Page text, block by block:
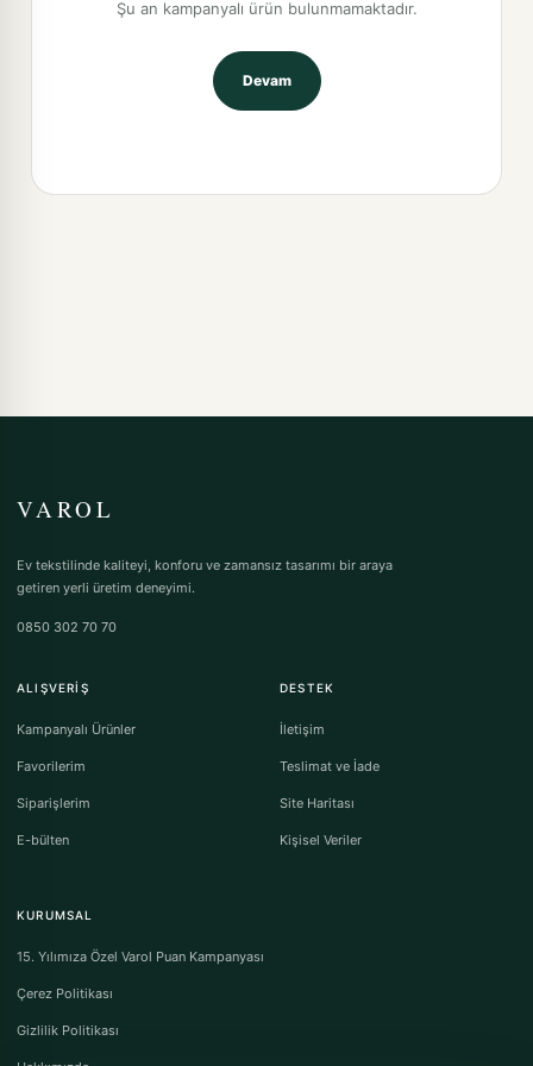
Şu an kampanyalı ürün bulunmamaktadır.
Devam
VAROL
Ev tekstilinde kaliteyi, konforu ve zamansız tasarımı bir araya
getiren yerli üretim deneyimi.
0850 302 70 70
ALIŞVERIŞ
Kampanyalı Ürünler
Favorilerim
Siparişlerim
E-bülten
DESTEK
İletişim
Teslimat ve İade
Site Haritası
Kişisel Veriler
KURUMSAL
15. Yılımıza Özel Varol Puan Kampanyası
Çerez Politikası
Gizlilik Politikası